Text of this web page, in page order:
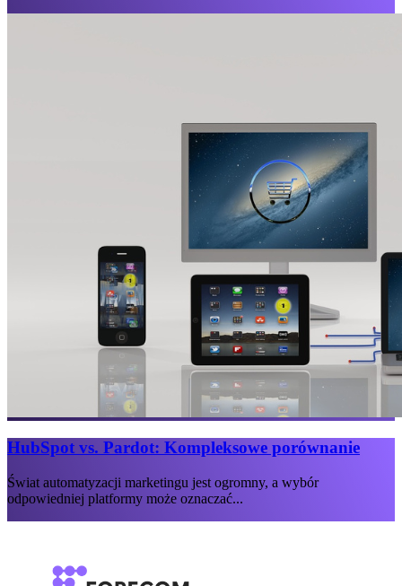
HubSpot vs. Pardot: Kompleksowe porównanie
Świat automatyzacji marketingu jest ogromny, a wybór
odpowiedniej platformy może oznaczać...